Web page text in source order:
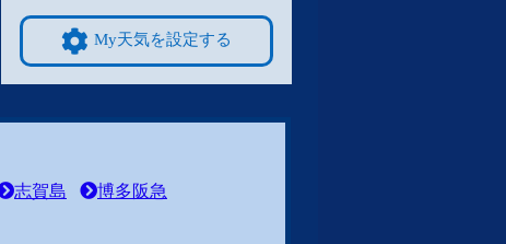
My天気を設定する
志賀島
博多阪急